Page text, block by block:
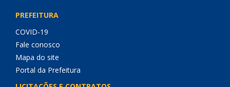
PREFEITURA
COVID-19
Fale conosco
Mapa do site
Portal da Prefeitura